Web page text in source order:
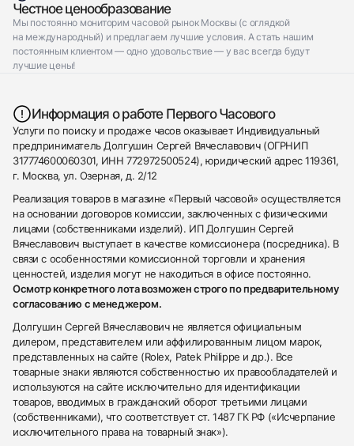
Честное ценообразование
Мы постоянно мониторим часовой рынок Москвы (с оглядкой
на международный) и предлагаем лучшие условия. А стать нашим
постоянным клиентом — одно удовольствие — у вас всегда будут
лучшие цены!
Информация о работе Первого Часового
Услуги по поиску и продаже часов оказывает Индивидуальный
предприниматель Долгушин Сергей Вячеславович (ОГРНИП
317774600060301, ИНН 772972500524), юридический адрес 119361,
г. Москва, ул. Озерная, д. 2/12
Реализация товаров в магазине «Первый часовой» осуществляется
на основании договоров комиссии, заключенных с физическими
лицами (собственниками изделий). ИП Долгушин Сергей
Вячеславович выступает в качестве комиссионера (посредника). В
связи с особенностями комиссионной торговли и хранения
ценностей, изделия могут не находиться в офисе постоянно.
Осмотр конкретного лота возможен строго по предварительному
согласованию с менеджером.
Долгушин Сергей Вячеславович не является официальным
дилером, представителем или аффилированным лицом марок,
представленных на сайте (Rolex, Patek Philippe и др.). Все
товарные знаки являются собственностью их правообладателей и
используются на сайте исключительно для идентификации
товаров, вводимых в гражданский оборот третьими лицами
(собственниками), что соответствует ст. 1487 ГК РФ («Исчерпание
исключительного права на товарный знак»).